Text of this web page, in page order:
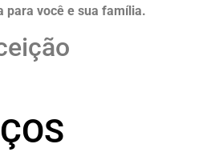
para você e sua família.